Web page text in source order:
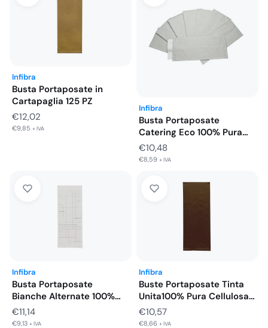
€8,76
€10,27
Infibra
Busta Portaposate in
Cartapaglia 125 PZ
€12,02
€9,85 + IVA
Infibra
Busta Portaposate
Catering Eco 100% Pura
Cellulosa 125…
€10,48
€8,59 + IVA
Infibra
Busta Portaposate
Bianche Alternate 100%
Pura Cellulosa 125…
€11,14
€9,13 + IVA
Infibra
Buste Portaposate Tinta
Unita100% Pura Cellulosa
125 PZ
€10,57
€8,66 + IVA